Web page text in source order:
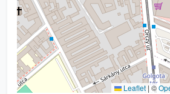
Leaflet |©